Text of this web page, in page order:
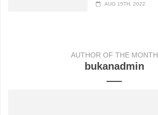
AUG 15TH, 2022
AUTHOR OF THE MONTH
bukanadmin